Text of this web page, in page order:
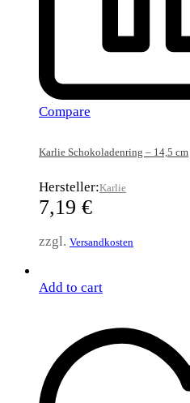
Compare
Karlie Schokoladenring – 14,5 cm
Hersteller:Karlie
7,19 €
zzgl. Versandkosten
Add to cart